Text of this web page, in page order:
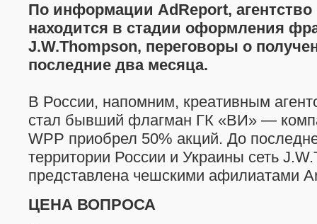
По информации AdReport, агентство
находится в стадии оформления
J.W.Thompson, переговоры о
последние два месяца.
В России, напомним, креативным
стал бывший флагман ГК «ВИ» —
WPP приобрел 50% акций. До
территории России и Украины сеть
представлена чешскими афилиатами
ЦЕНА ВОПРОСА